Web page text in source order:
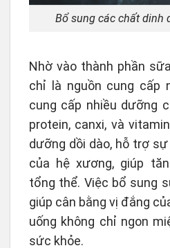
Bổ sung các chất dinh
Nhờ vào thành phần
chỉ là nguồn cung cấp
cung cấp nhiều dưỡng
protein, canxi, và
dưỡng dồi dào, hỗ trợ
của hệ xương, giúp
tổng thể. Việc bổ sung
giúp cân bằng vị đắng
uống không chỉ ngon
sức khỏe.